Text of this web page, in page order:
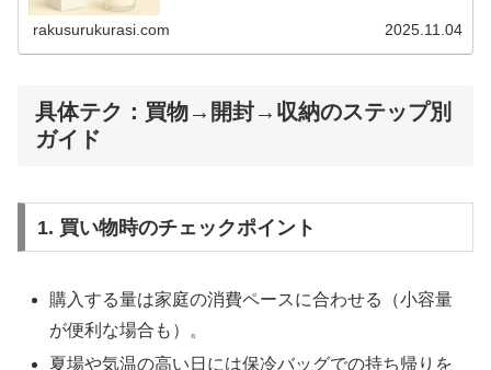
rakusurukurasi.com 2025.11.04
具体テク：買物→開封→収納のステップ別
ガイド
1. 買い物時のチェックポイント
購入する量は家庭の消費ペースに合わせる（小容量
が便利な場合も）。
夏場や気温の高い日には保冷バッグでの持ち帰りを